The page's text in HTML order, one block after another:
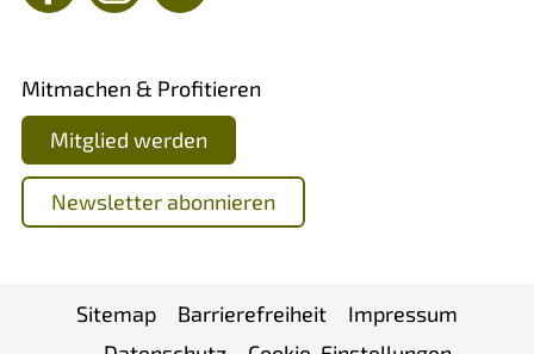
Mitmachen & Profitieren
Mitglied werden
Newsletter abonnieren
Sitemap Barrierefreiheit
Impressum